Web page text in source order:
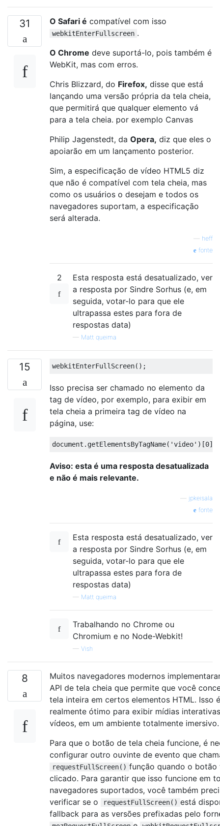
31 O Safari é compatível com isso
webkitEnterFullscreen .
O Chrome deve suportá-lo, pois também é
WebKit, mas com erros.
Chris Blizzard, do Firefox, disse que está
lançando uma versão própria da tela cheia,
que permitirá que qualquer elemento vá
para a tela cheia. por exemplo Canvas
Philip Jagenstedt, da Opera, diz que eles o
apoiarão em um lançamento posterior.
Sim, a especificação de vídeo HTML5 diz
que não é compatível com tela cheia, mas
como os usuários o desejam e todos os
navegadores suportam, a especificação
será alterada.
heff
fonte
2
Esta resposta está desatualizado, ver
a resposta por Sindre Sorhus (e, em
seguida, votar-lo para que ele
ultrapassa estes para fora de
respostas data)
— Matt queima
15 webkitEnterFullScreen();
Isso precisa ser chamado no elemento da
tag de vídeo, por exemplo, para exibir em
tela cheia a primeira tag de vídeo na
página, use:
document . getElementsByTagName( 'video' )[0].
Aviso: esta é uma resposta desatualizada
e não é mais relevante.
jpkeisala
fonte
Esta resposta está desatualizado, ver
a resposta por Sindre Sorhus (e, em
seguida, votar-lo para que ele
ultrapassa estes para fora de
respostas data)
— Matt queima
Trabalhando no Chrome ou
Chromium e no Node-Webkit!
— Vish
8
Muitos navegadores modernos
API de tela cheia que permite que você
tela inteira em certos elementos HTML. Isso é
realmente ótimo para exibir mídias
vídeos, em um ambiente totalmente imersivo.
Para que o botão de tela cheia funcione, é
configurar outro ouvinte de evento que
requestFullScreen() função quando o botão
clicado. Para garantir que isso funcione em
navegadores suportados, você também
verificar se o
requestFullScreen() está
fallback para as versões prefixadas pelo